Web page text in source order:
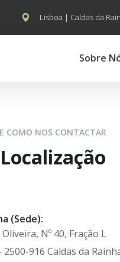
Lisboa | Caldas da
Sobre
COMO NOS CONTACTAR
(Sede):
Nº 40, Fração L
916 Caldas da